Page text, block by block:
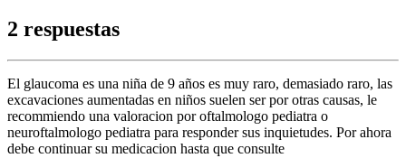
2 respuestas
El glaucoma es una niña de 9 años es muy raro, demasiado raro, las
excavaciones aumentadas en niños suelen ser por otras causas, le
recommiendo una valoracion por oftalmologo pediatra o
neuroftalmologo pediatra para responder sus inquietudes. Por ahora
debe continuar su medicacion hasta que consulte